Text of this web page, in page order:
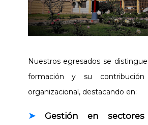
Nuestros egresados se
formación y su contribución
organizacional, destacando en:
➤
Gestión en